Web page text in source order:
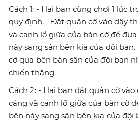
Cách 1: - Hai bạn cùng chơi 1 lúc
quy định. - Đặt quân cờ vào dây
và canh lổ giữa của bàn cờ để
này sang sân bên kia của đội
cờ qua bên bàn sân của đội bạn
chiến thắng.
Cách 2: - Hai bạn đặt quân cờ
căng và canh lổ giữa của bàn cờ
bên này sang sân bên kia của đội